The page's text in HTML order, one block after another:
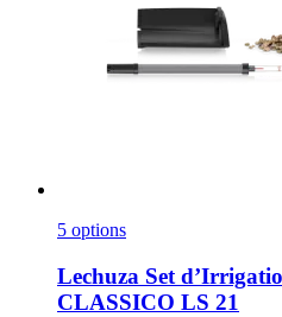
5 options
Lechuza Set
CLASSICO LS 21